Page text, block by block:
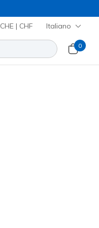
CHE | CHF Italiano
0